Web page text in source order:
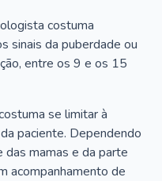
costuma
sinais da puberdade ou
entre os 9 e os 15
se limitar à
paciente. Dependendo
mamas e da parte
acompanhamento de